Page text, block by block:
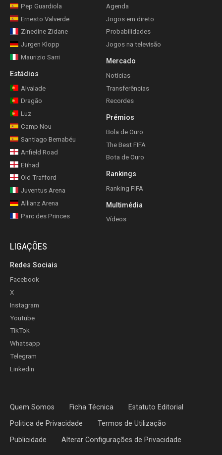
Pep Guardiola
Ernesto Valverde
Zinedine Zidane
Jurgen Klopp
Maurizio Sarri
Estádios
Alvalade
Dragão
Luz
Camp Nou
Santiago Bernabéu
Anfield Road
Etihad
Old Trafford
Juventus Arena
Allianz Arena
Parc des Princes
Agenda
Jogos em direto
Probabilidades
Jogos na televisão
Mercado
Notícias
Transferências
Recordes
Prémios
Bola de Ouro
The Best FIFA
Bota de Ouro
Rankings
Ranking FIFA
Multimédia
Vídeos
LIGAÇÕES
Redes Sociais
Facebook
X
Instagram
Youtube
TikTok
Whatsapp
Telegram
Linkedin
Quem Somos Ficha Técnica Estatuto Editorial
Politica de Privacidade Termos de Utilização
Publicidade Alterar Configurações de Privacidade